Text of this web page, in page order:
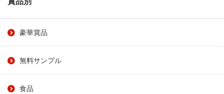
豪華賞品
無料サンプル
食品